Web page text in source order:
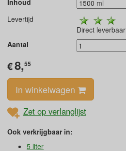
Inhoud
Levertijd
Direct leverbaar
Aantal
€8,55
In winkelwagen
Zet op verlanglijst
Ook verkrijgbaar in:
5 liter